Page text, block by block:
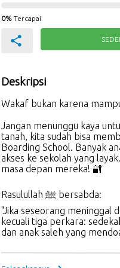
0% Tercapai
Deskripsi
Wakaf bukan karena
Jangan menunggu kaya
tanah, kita sudah bisa
Boarding School. Banyak
akses ke sekolah yang
masa depan mereka! 🔐
Rasulullah ﷺ bersabda:
"Jika seseorang meninggal
kecuali tiga perkara:
dan anak saleh yang
Setiap meter tanah yang
yang pahalanya terus
Rp. 100.000
2025-05-02 04:32:34
Rp. 200.000
AMSARI KUKUH
Rp. 2.000.000
2025-03-17 14:49:00